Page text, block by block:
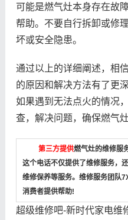
可能是燃气灶本身存在故
帮助。不要自行拆卸或修
坏或安全隐患。
通过以上的详细阐述，相
的原因和解决方法有了更
如果遇到无法点火的情况
查，解决问题，确保燃气
第三方提供燃气灶的维修服
这个电话不仅提供了维修服务，
维修保养等服务。维修服务团队
消费者提供帮助!
超级维修吧-新时代家电维